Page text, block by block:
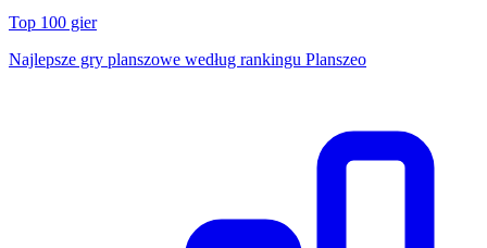
Top 100 gier
Najlepsze gry planszowe według rankingu Planszeo